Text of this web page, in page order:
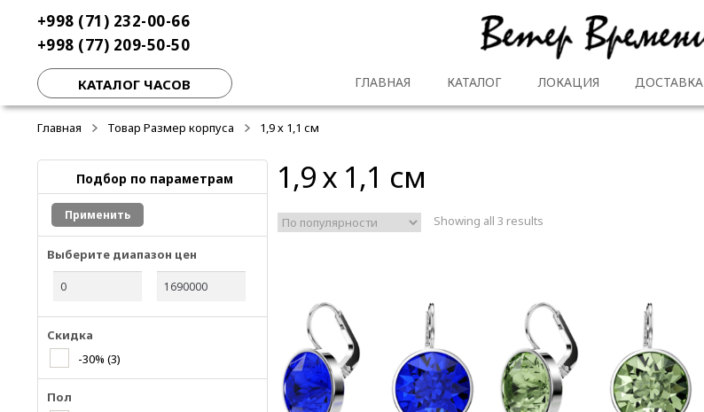
навигации
содержимому
+998 (71) 232-00-66
+998 (77) 209-50-50
КАТАЛОГ ЧАСОВ ГЛАВНАЯ КАТАЛОГ ЛОКАЦИЯ ДОСТАВКА
Главная Товар Размер корпуса 1,9 х 1,1 см
Подбор по параметрам
Применить
Выберите диапазон цен
Скидка
-30% (3)
Пол
1,9 х 1,1 см
Showing all 3 results